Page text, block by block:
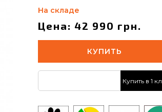
На складе
Цена: 42 990 грн.
КУПИТЬ
Купить в 1